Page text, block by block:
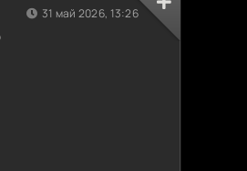
31 май 2026, 13:26